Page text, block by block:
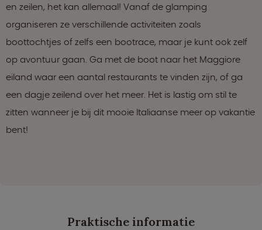
en zeilen, het kan allemaal! Vanaf de glamping
organiseren ze verschillende activiteiten zoals
boottochtjes of zelfs een bootrace, maar je kunt ook zelf
op avontuur gaan. Ga met de boot naar het Maggiore
eiland waar een aantal restaurants te vinden zijn, of ga
een dagje zeilend over het meer. Het is lastig om stil te
zitten wanneer je bij dit mooie Italiaanse meer op vakantie
bent!
Praktische informatie